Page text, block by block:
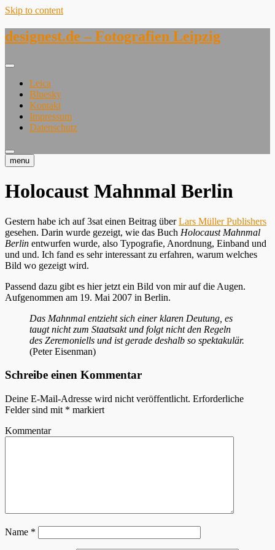
Skip to content
designest.de – Fotografien Leipzig
Leica
Bluesky
Kontakt
Impressum
Datenschutz
menu
Holocaust Mahnmal Berlin
Gestern habe ich auf 3sat einen Beitrag überLars Müller Publishers
gesehen. Darin wurde gezeigt, wie das Buch Holocaust Mahnmal
Berlin entwurfen wurde, also Typografie, Anordnung, Einband und
und und. Ich fand es sehr interessant zu erfahren, warum welches
Bild wo gezeigt wird.
Passend dazu gibt es hier jetzt ein Bild von mir auf die Augen.
Aufgenommen am 19. Mai 2007 in Berlin.
Das Mahnmal entzieht sich einer klaren Deutung, es
taugt nicht zum Staatsakt und folgt nicht den Regeln
des Zeremoniells und ist gerade deshalb so spektakulär.
(Peter Eisenman)
Schreibe einen Kommentar
Deine E-Mail-Adresse wird nicht veröffentlicht. Erforderliche
Felder sind mit * markiert
Kommentar
Name *